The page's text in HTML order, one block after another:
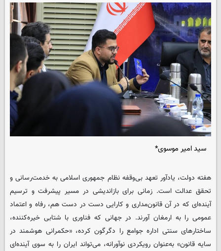
سید امیر موسوی*
هفته دولت، یادآور تعهد بی‌وقفه نظام جمهوری اسلامی به خدمت‌رسانی و
تحقق عدالت است. زمانی برای بازاندیشی در مسیر پیشرفت و ترسیم
آینده‌ای که در آن قانون‌مداری و کارایی دست در دست هم، رفاه و اعتماد
عمومی را به ارمغان آورند. در جهانی که فناوری با شتابی خیره‌کننده،
ساختارهای سنتی اداره جوامع را دگرگون کرده، «حکمرانی هوشمند در
سایه قانون» به‌عنوان رویکردی نوآورانه، می‌تواند ایران را به سوی آینده‌ای